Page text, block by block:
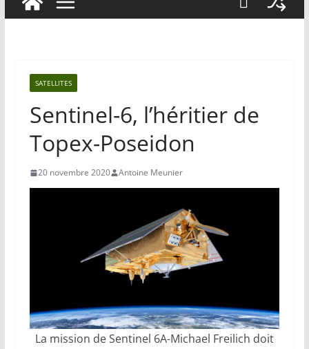
SATELLITES
Sentinel-6, l’héritier de
Topex-Poseidon
20 novembre 2020 Antoine Meunier
La mission de Sentinel 6A-Michael Freilich doit